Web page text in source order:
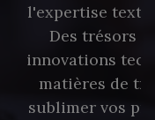
l'expertise
Des trésors
innovations
matières de
sublimer vos